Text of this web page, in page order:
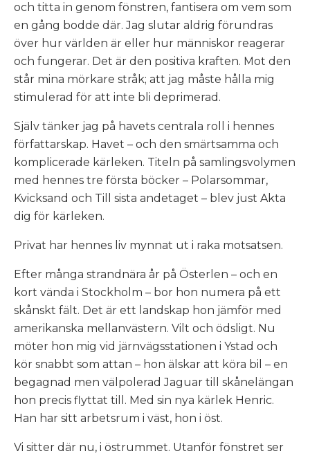
och titta in genom fönstren, fantisera om vem som
en gång bodde där. Jag slutar aldrig förundras
över hur världen är eller hur människor reagerar
och fungerar. Det är den positiva kraften. Mot den
står mina mörkare stråk; att jag måste hålla mig
stimulerad för att inte bli deprimerad.
Själv tänker jag på havets centrala roll i hennes
författarskap. Havet – och den smärtsamma och
komplicerade kärleken. Titeln på samlingsvolymen
med hennes tre första böcker – Polarsommar,
Kvicksand och Till sista andetaget – blev just Akta
dig för kärleken.
Privat har hennes liv mynnat ut i raka motsatsen.
Efter många strandnära år på Österlen – och en
kort vända i Stockholm – bor hon numera på ett
skånskt fält. Det är ett landskap hon jämför med
amerikanska mellanvästern. Vilt och ödsligt. Nu
möter hon mig vid järnvägsstationen i Ystad och
kör snabbt som attan – hon älskar att köra bil – en
begagnad men välpolerad Jaguar till skånelängan
hon precis flyttat till. Med sin nya kärlek Henric.
Han har sitt arbetsrum i väst, hon i öst.
Vi sitter där nu, i östrummet. Utanför fönstret ser